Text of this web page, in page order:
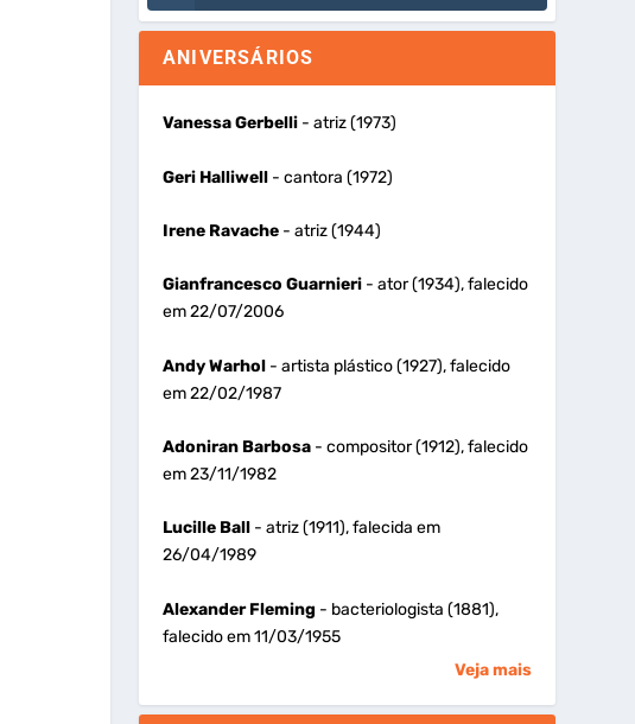
ANIVERSÁRIOS
Vanessa Gerbelli- atriz (1973)
Geri Halliwell- cantora (1972)
Irene Ravache- atriz (1944)
Gianfrancesco Guarnieri- ator (1934), falecido
em 22/07/2006
Andy Warhol- artista plástico (1927), falecido
em 22/02/1987
Adoniran Barbosa- compositor (1912), falecido
em 23/11/1982
Lucille Ball- atriz (1911), falecida em
26/04/1989
Alexander Fleming - bacteriologista (1881),
falecido em 11/03/1955
Veja mais